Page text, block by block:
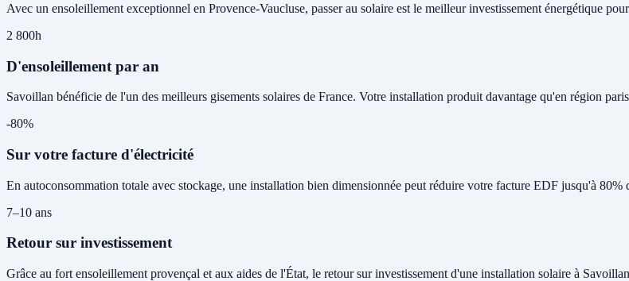
Avec un ensoleillement exceptionnel en Provence-Vaucluse, passer au solaire est le meilleur investissement énergétique
2 800h
D'ensoleillement par an
Savoillan bénéficie de l'un des meilleurs gisements solaires de France. Votre installation produit davantage qu'en région
-80%
Sur votre facture d'électricité
En autoconsommation totale avec stockage, une installation bien dimensionnée peut réduire votre facture EDF jusqu'à 80%
7–10 ans
Retour sur investissement
Grâce au fort ensoleillement provençal et aux aides de l'État, le retour sur investissement d'une installation solaire à